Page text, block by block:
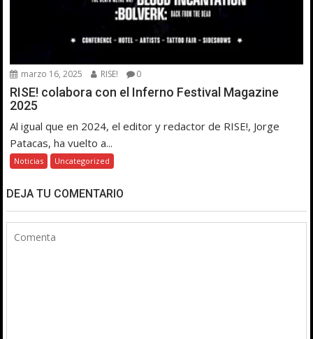
marzo 16, 2025 RISE! 0
RISE! colabora con el Inferno Festival Magazine
2025
Al igual que en 2024, el editor y redactor de RISE!, Jorge
Patacas, ha vuelto a...
Noticias Uncategorized
DEJA TU COMENTARIO